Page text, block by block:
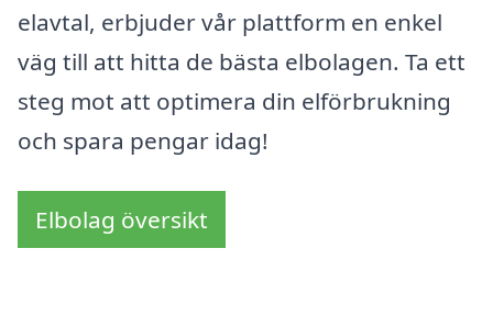
elavtal, erbjuder vår plattform en enkel
väg till att hitta de bästa elbolagen. Ta ett
steg mot att optimera din elförbrukning
och spara pengar idag!
Elbolag översikt